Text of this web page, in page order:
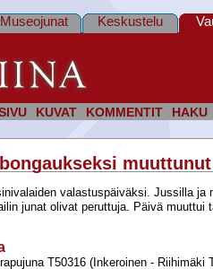
KUVAT KOMMENTIT HAKU
Museojunat Keskustelu
valastuspäiväksi. Jussilla
junat olivat peruttuja. Päivä
T50316 (Inkeroinen -​ Riihimäki